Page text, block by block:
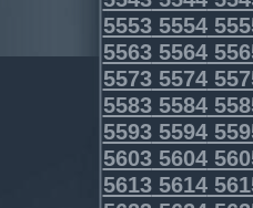
55535554
55635564
55735574
55835584
55935594
56035604
56135614